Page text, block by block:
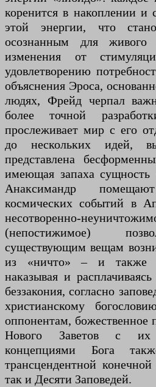
коренится в накоплении и
этой энергии, что
осознанным для
изменения от
удовлетворению
объяснения Эроса,
людях, Фрейд черпал
более точной
прослеживает мир с его
до нескольких идей,
представлена
имеющая запаха
Анаксимандр
космических событий в
несотворенно-
(непостижимое)
существующим вещам
из «ничто» – и также
наказывая и
беззакония, согласно
христианскому
оппонентам, божественное
Нового Заветов с их
концепциями Бога
трансцендентной
так и Десяти Заповедей.